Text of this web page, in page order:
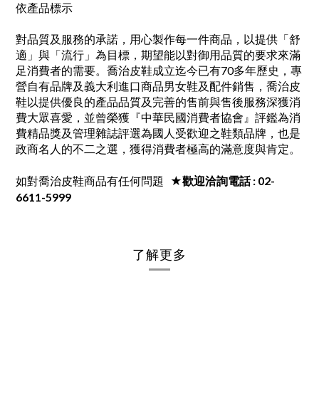
依產品標示
對品質及服務的承諾，用心製作每一件商品，以提供「舒
適」與「流行」為目標，期望能以對御用品質的要求來滿
足消費者的需要。喬治皮鞋成立迄今已有70多年歷史，專
營自有品牌及義大利進口商品男女鞋及配件銷售，喬治皮
鞋以提供優良的產品品質及完善的售前與售後服務深獲消
費大眾喜愛，並曾榮獲『中華民國消費者協會』評鑑為消
費精品獎及管理雜誌評選為國人受歡迎之鞋類品牌，也是
政商名人的不二之選，獲得消費者極高的滿意度與肯定。
如對喬治皮鞋商品有任何問題
★歡迎洽詢電話 : 02-
6611-5999
了解更多